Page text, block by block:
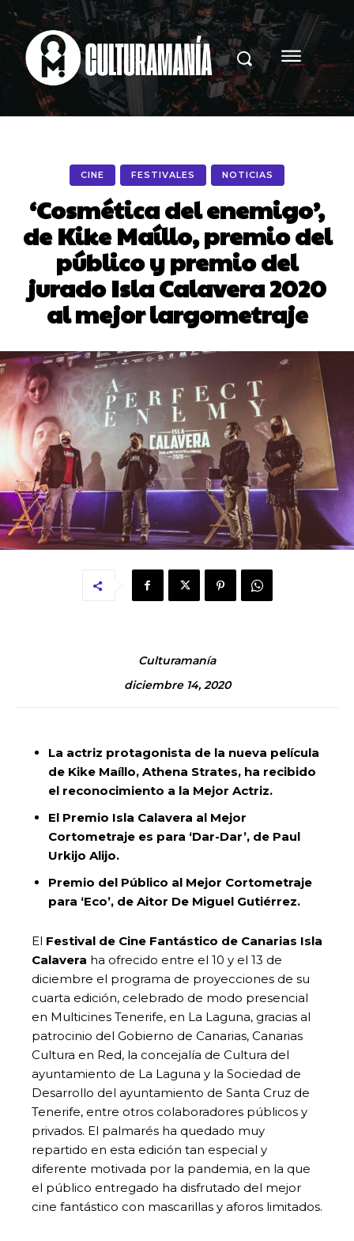
CINE FESTIVALES NOTICIAS
‘Cosmética del enemigo’,
de Kike Maíllo, premio del
público y premio del
jurado Isla Calavera 2020
al mejor largometraje
Culturamanía
diciembre 14, 2020
La actriz protagonista de la nueva película
de Kike Maíllo, Athena Strates, ha recibido
el reconocimiento a la Mejor Actriz.
El Premio Isla Calavera al Mejor
Cortometraje es para ‘Dar-Dar’, de Paul
Urkijo Alijo.
Premio del Público al Mejor Cortometraje
para ‘Eco’, de Aitor De Miguel Gutiérrez.
El Festival de Cine Fantástico de Canarias Isla
Calavera ha ofrecido entre el 10 y el 13 de
diciembre el programa de proyecciones de su
cuarta edición, celebrado de modo presencial
en Multicines Tenerife, en La Laguna, gracias al
patrocinio del Gobierno de Canarias, Canarias
Cultura en Red, la concejalía de Cultura del
ayuntamiento de La Laguna y la Sociedad de
Desarrollo del ayuntamiento de Santa Cruz de
Tenerife, entre otros colaboradores públicos y
privados. El palmarés ha quedado muy
repartido en esta edición tan especial y
diferente motivada por la pandemia, en la que
el público entregado ha disfrutado del mejor
cine fantástico con mascarillas y aforos limitados.